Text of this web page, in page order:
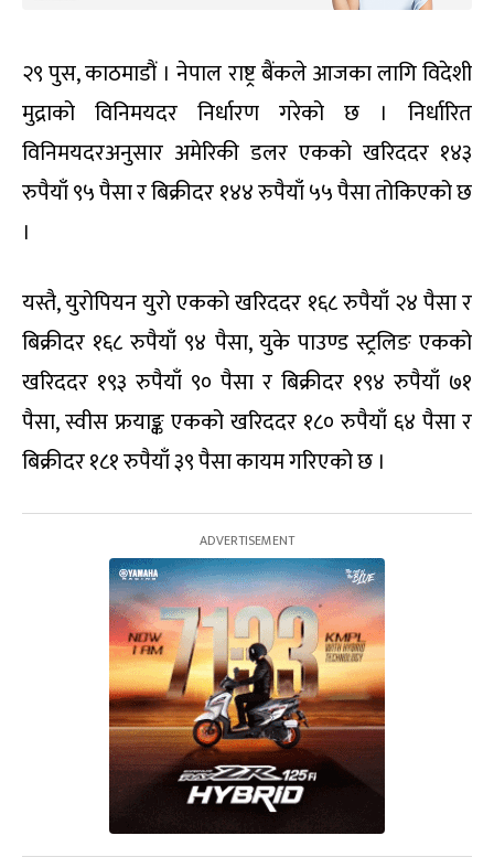
२९ पुस, काठमाडौं । नेपाल राष्ट्र बैंकले आजका लागि विदेशी
मुद्राको विनिमयदर निर्धारण गरेको छ । निर्धारित
विनिमयदरअनुसार अमेरिकी डलर एकको खरिददर १४३
रुपैयाँ ९५ पैसा र बिक्रीदर १४४ रुपैयाँ ५५ पैसा तोकिएको छ
।
यस्तै, युरोपियन युरो एकको खरिददर १६८ रुपैयाँ २४ पैसा र
बिक्रीदर १६८ रुपैयाँ ९४ पैसा, युके पाउण्ड स्ट्रलिङ एकको
खरिददर १९३ रुपैयाँ ९० पैसा र बिक्रीदर १९४ रुपैयाँ ७१
पैसा, स्वीस फ्रयाङ्क एकको खरिददर १८० रुपैयाँ ६४ पैसा र
बिक्रीदर १८१ रुपैयाँ ३९ पैसा कायम गरिएको छ ।